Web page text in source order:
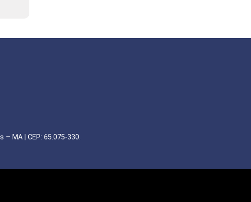
– MA | CEP: 65.075-330.